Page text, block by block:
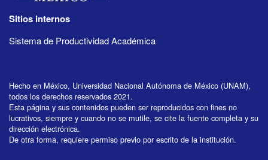
Sitios internos
Sistema de Productividad Académica
Hecho en México, Universidad Nacional Autónoma de México (UNAM),
todos los derechos reservados 2021.
Esta página y sus contenidos pueden ser reproducidos con fines no
lucrativos, siempre y cuando no se mutile, se cite la fuente completa y su
dirección electrónica.
De otra forma, requiere permiso previo por escrito de la institución.